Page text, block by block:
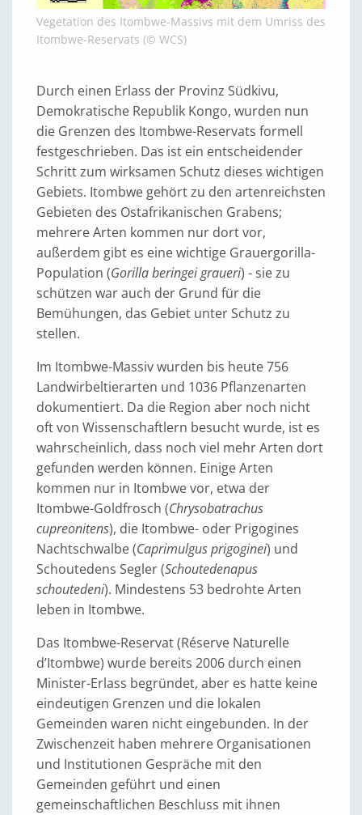
Vegetation des Itombwe-Massivs mit dem Umriss des
Itombwe-Reservats (© WCS)
Durch einen Erlass der Provinz Südkivu,
Demokratische Republik Kongo, wurden nun
die Grenzen des Itombwe-Reservats formell
festgeschrieben. Das ist ein entscheidender
Schritt zum wirksamen Schutz dieses wichtigen
Gebiets. Itombwe gehört zu den artenreichsten
Gebieten des Ostafrikanischen Grabens;
mehrere Arten kommen nur dort vor,
außerdem gibt es eine wichtige Grauergorilla-
Population (Gorilla beringei graueri) - sie zu
schützen war auch der Grund für die
Bemühungen, das Gebiet unter Schutz zu
stellen.
Im Itombwe-Massiv wurden bis heute 756
Landwirbeltierarten und 1036 Pflanzenarten
dokumentiert. Da die Region aber noch nicht
oft von Wissenschaftlern besucht wurde, ist es
wahrscheinlich, dass noch viel mehr Arten dort
gefunden werden können. Einige Arten
kommen nur in Itombwe vor, etwa der
Itombwe-Goldfrosch (Chrysobatrachus
cupreonitens), die Itombwe- oder Prigogines
Nachtschwalbe (Caprimulgus prigoginei) und
Schoutedens Segler (Schoutedenapus
schoutedeni). Mindestens 53 bedrohte Arten
leben in Itombwe.
Das Itombwe-Reservat (Réserve Naturelle
d’Itombwe) wurde bereits 2006 durch einen
Minister-Erlass begründet, aber es hatte keine
eindeutigen Grenzen und die lokalen
Gemeinden waren nicht eingebunden. In der
Zwischenzeit haben mehrere Organisationen
und Institutionen Gespräche mit den
Gemeinden geführt und einen
gemeinschaftlichen Beschluss mit ihnen